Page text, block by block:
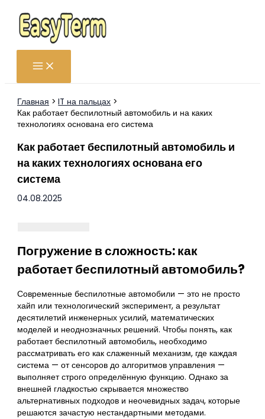
Перейти
содержимому
Главная
IT на пальцах
Как работает беспилотный автомобиль и на каких
технологиях основана его система
Как работает беспилотный автомобиль и
на каких технологиях основана его
система
04.08.2025
Погружение в сложность: как
работает беспилотный автомобиль?
Современные беспилотные автомобили — это не просто
хайп или технологический эксперимент, а результат
десятилетий инженерных усилий, математических
моделей и неоднозначных решений. Чтобы понять, как
работает беспилотный автомобиль, необходимо
рассматривать его как слаженный механизм, где каждая
система — от сенсоров до алгоритмов управления —
выполняет строго определённую функцию. Однако за
внешней гладкостью скрывается множество
альтернативных подходов и неочевидных задач, которые
решаются зачастую нестандартными методами.